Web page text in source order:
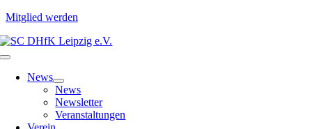
Mitglied werden
Zum
Inhalt
Toggle
NavigationNews
News
Newsletter
Veranstaltungen